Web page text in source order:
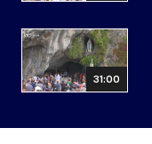
31:00